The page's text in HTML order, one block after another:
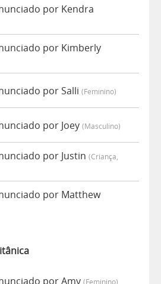
por Kendra
por Kimberly
por Salli (feminino)
por Joey (masculino)
por Justin (criança,
por Matthew
por Amy (feminino)